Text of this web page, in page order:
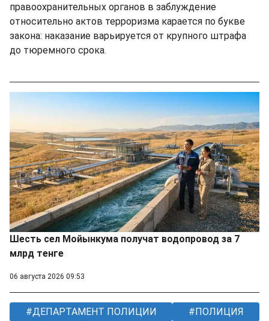
правоохранительных органов в заблуждение
относительно актов терроризма карается по букве
закона: наказание варьируется от крупного штрафа
до тюремного срока.
Шесть сел Мойынкума получат водопровод за 7
млрд тенге
06 августа 2026 09:53
ДЕПАРТАМЕНТ ПОЛИЦИИ
ПОЛИЦИЯ